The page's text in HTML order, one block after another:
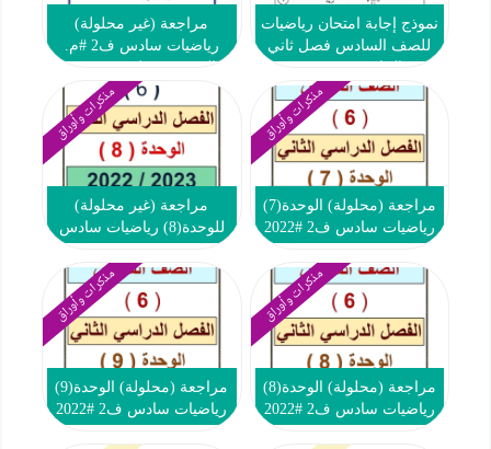
نموذج إجابة امتحان رياضيات
للصف السادس فصل ثاني
مراجعة (غير محلولة)
رياضيات سادس ف2 #م.
مذكرات وأوراق
مراجعة (محلولة) الوحدة(7)
رياضيات سادس ف2 #2022
مذكرات وأوراق
مراجعة (غير محلولة)
للوحدة(8) رياضيات سادس
مذكرات وأوراق
مراجعة (محلولة) الوحدة(8)
رياضيات سادس ف2 #2022
مذكرات وأوراق
مراجعة (محلولة) الوحدة(9)
رياضيات سادس ف2 #2022